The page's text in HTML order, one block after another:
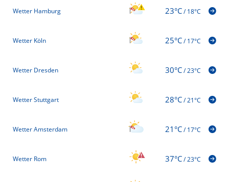
Wetter Hamburg 23°C/18°C
Wetter Köln 25°C/17°C
Wetter Dresden 30°C/23°C
Wetter Stuttgart 28°C/21°C
Wetter Amsterdam 21°C/17°C
Wetter Rom 37°C/23°C